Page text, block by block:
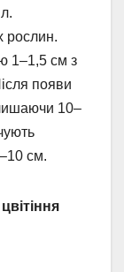
рослин.
1–1,5 см з
появи
10–
см.